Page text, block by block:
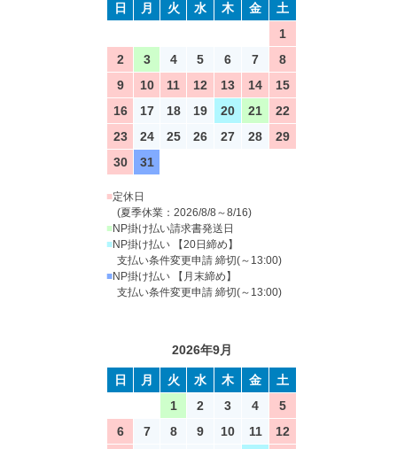
日 月 火 水 木 金
土
1
2
3 4 5 6 7
8
9
10 11 12 13 14
15
16
17 18 19 20 21
22
23
24 25 26 27 28
29
30
31
■定休日
(夏季休業：2026/8/8～8/16)
■NP掛け払い請求書発送日
■NP掛け払い 【20日締め】
支払い条件変更申請 締切(～13:00)
■NP掛け払い 【月末締め】
支払い条件変更申請 締切(～13:00)
2026年9月
日 月 火 水 木 金
土
1
2 3 4
5
6
7 8 9 10 11
12